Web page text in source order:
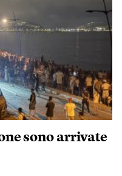
sono arrivate